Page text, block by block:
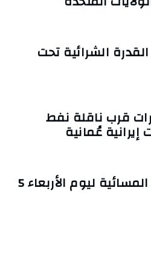
الشرائية تحت
قرب ناقلة نفط
عُمانية
تونس الآن/ النشرة المسائية ليوم الأربعاء 5